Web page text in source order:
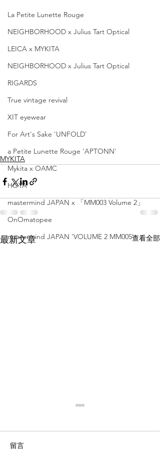
La Petite Lunette Rouge
NEIGHBORHOOD x Julius Tart Optical
LEICA x MYKITA
NEIGHBORHOOD x Julius Tart Optical
RIGARDS
True vintage revival
XIT eyewear
For Art's Sake 'UNFOLD'
a Petite Lunette Rouge 'APTONN'
Mykita x OAMC
HOYA
mastermind JAPAN x 「MM003 Volume 2」
OnOmatopee
mastermind JAPAN 'VOLUME 2 MM005'
MYKITA
最新文章 查看全部
留言